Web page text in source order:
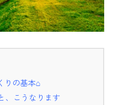
りの基本⌂
、こうなります